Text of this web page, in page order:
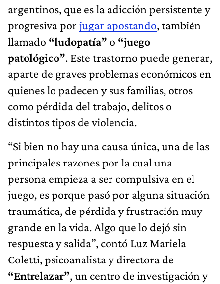
argentinos, que es la adicción persistente y
progresiva por jugar apostando, también
llamado “ludopatía” o “juego
patológico”. Este trastorno puede generar,
aparte de graves problemas económicos en
quienes lo padecen y sus familias, otros
como pérdida del trabajo, delitos o
distintos tipos de violencia.
“Si bien no hay una causa única, una de las
principales razones por la cual una
persona empieza a ser compulsiva en el
juego, es porque pasó por alguna situación
traumática, de pérdida y frustración muy
grande en la vida. Algo que lo dejó sin
respuesta y salida”, contó Luz Mariela
Coletti, psicoanalista y directora de
“Entrelazar”, un centro de investigación y